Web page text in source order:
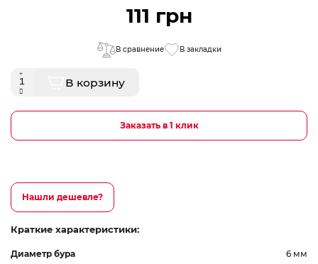
111 грн
В сравнение В закладки
В корзину
Заказать в 1 клик
Нашли дешевле?
Краткие характеристики:
Диаметр бура
6 мм